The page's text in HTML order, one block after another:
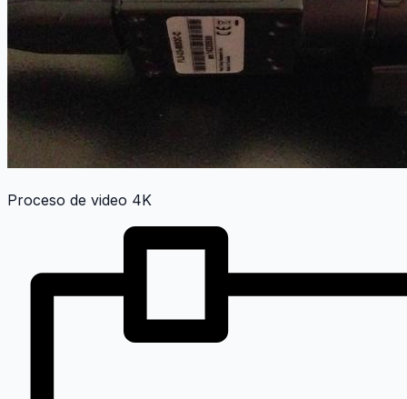
Proceso de video 4K